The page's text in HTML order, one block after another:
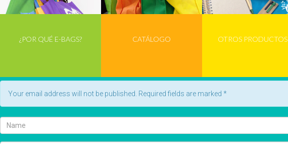
¿POR QUÉ E-BAGS? CATÁLOGO OTROS PRODUCTOS
Your email address will not be published. Required fields are marked *